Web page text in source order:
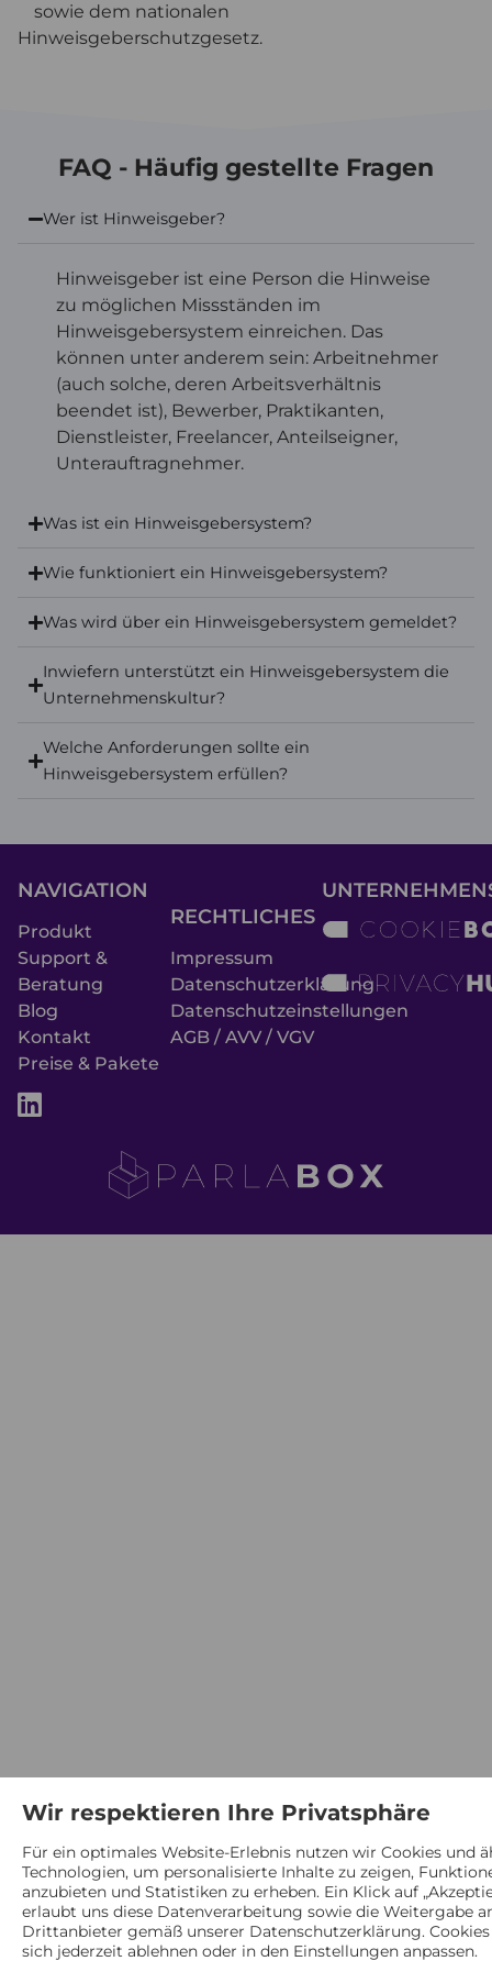
sowie dem nationalen
Hinweisgeberschutzgesetz.
FAQ - Häufig gestellte Fragen
Wer ist Hinweisgeber?
Hinweisgeber ist eine Person die Hinweise
zu möglichen Missständen im
Hinweisgebersystem einreichen. Das
können unter anderem sein: Arbeitnehmer
(auch solche, deren Arbeitsverhältnis
beendet ist), Bewerber, Praktikanten,
Dienstleister, Freelancer, Anteilseigner,
Unterauftragnehmer.
Was ist ein Hinweisgebersystem?
Wie funktioniert ein Hinweisgebersystem?
Was wird über ein Hinweisgebersystem gemeldet?
Inwiefern unterstützt ein Hinweisgebersystem die
Unternehmenskultur?
Welche Anforderungen sollte ein
Hinweisgebersystem erfüllen?
NAVIGATION
Produkt
Support &
Beratung
Blog
Kontakt
Preise & Pakete
RECHTLICHES
Impressum
Datenschutzerklärung
Datenschutzeinstellungen
AGB / AVV / VGV